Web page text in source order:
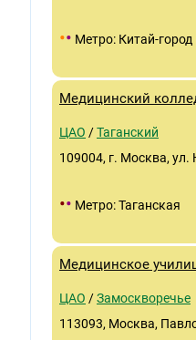
•• Метро: Китай-город
Медицинский
ЦАО /Таганский
109004, г. Москва,
•• Метро: Таганская
Медицинское
ЦАО /Замоскворечье
113093, Москва,